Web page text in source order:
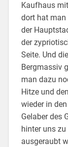
Kaufhaus
dort hat man
der
der
Seite. Und
Bergmassiv
man dazu
Hitze und
wieder in
Gelaber des
hinter uns
ausgeraubt